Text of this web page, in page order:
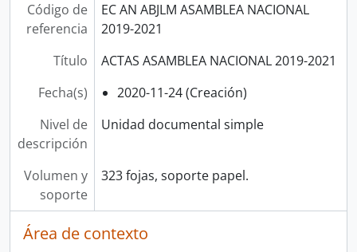
Código de
referencia
EC AN ABJLM ASAMBLEA NACIONAL
2019-2021
Título
ACTAS ASAMBLEA NACIONAL 2019-2021
Fecha(s)
2020-11-24 (Creación)
Nivel de
descripción
Unidad documental simple
Volumen y
soporte
323 fojas, soporte papel.
Área de contexto